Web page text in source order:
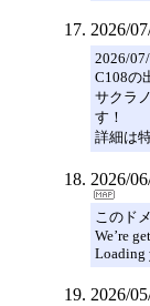
2026/
2026/
C108の
サクラ
す！
詳細は
2026/
このド
We’re
Loading
2026/